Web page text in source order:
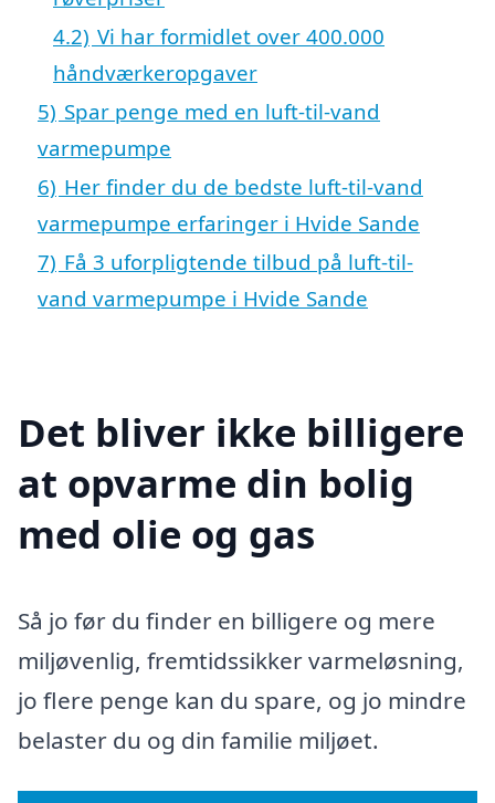
4.2) Vi har formidlet over 400.000
håndværkeropgaver
5) Spar penge med en luft-til-vand
varmepumpe
6) Her finder du de bedste luft-til-vand
varmepumpe erfaringer i Hvide Sande
7) Få 3 uforpligtende tilbud på luft-til-
vand varmepumpe i Hvide Sande
Det bliver ikke billigere
at opvarme din bolig
med olie og gas
Så jo før du finder en billigere og mere
miljøvenlig, fremtidssikker varmeløsning,
jo flere penge kan du spare, og jo mindre
belaster du og din familie miljøet.